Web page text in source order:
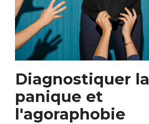
Diagnostiquer la
panique et
l'agoraphobie